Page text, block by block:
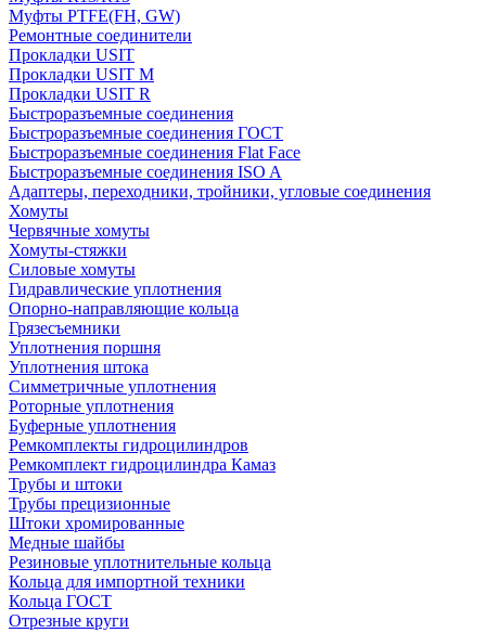
Муфты PTFE(FH, GW)
Ремонтные соединители
Прокладки USIT
Прокладки USIT M
Прокладки USIT R
Быстроразъемные соединения
Быстроразъемные соединения ГОСТ
Быстроразъемные соединения Flat Face
Быстроразъемные соединения ISO A
Адаптеры, переходники, тройники, угловые соединения
Хомуты
Червячные хомуты
Хомуты-стяжки
Силовые хомуты
Гидравлические уплотнения
Опорно-направляющие кольца
Грязесъемники
Уплотнения поршня
Уплотнения штока
Симметричные уплотнения
Роторные уплотнения
Буферные уплотнения
Ремкомплекты гидроцилиндров
Ремкомплект гидроцилиндра Камаз
Трубы и штоки
Трубы прецизионные
Штоки хромированные
Медные шайбы
Резиновые уплотнительные кольца
Кольца для импортной техники
Кольца ГОСТ
Отрезные круги